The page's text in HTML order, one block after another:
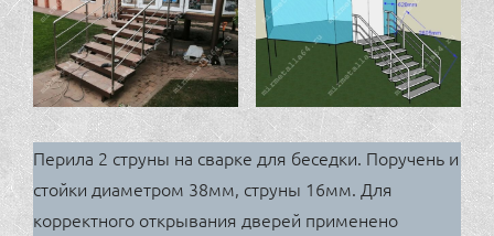
Перила 2 струны на сварке для беседки. Поручень и
стойки диаметром 38мм, струны 16мм. Для
корректного открывания дверей применено